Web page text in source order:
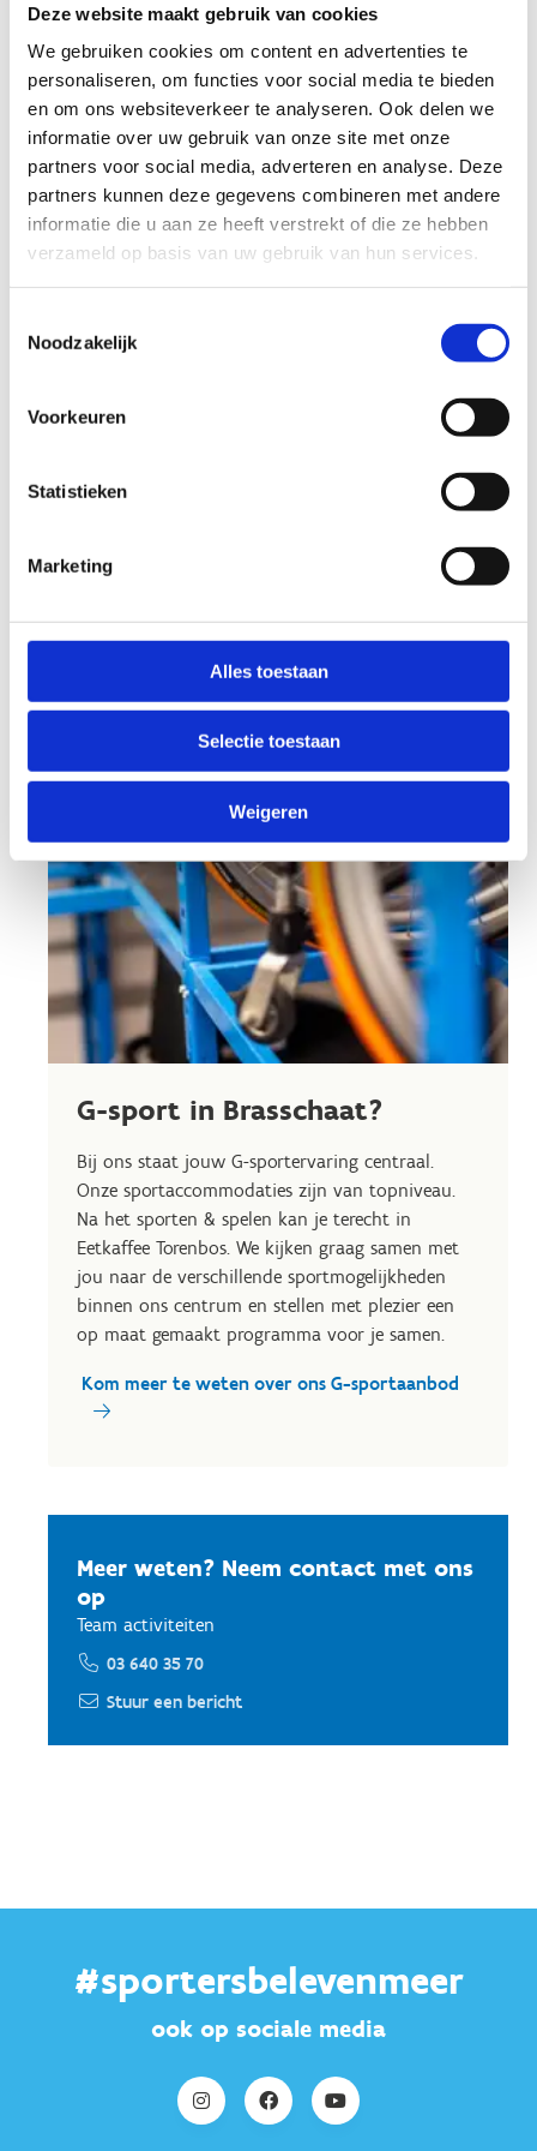
Deze website maakt gebruik van cookies
We gebruiken cookies om content en advertenties te
personaliseren, om functies voor social media te bieden
en om ons websiteverkeer te analyseren. Ook delen we
informatie over uw gebruik van onze site met onze
partners voor social media, adverteren en analyse. Deze
partners kunnen deze gegevens combineren met andere
informatie die u aan ze heeft verstrekt of die ze hebben
verzameld op basis van uw gebruik van hun services.
Noodzakelijk
Voorkeuren
Statistieken
Marketing
Alles toestaan
Selectie toestaan
Weigeren
biedt uitdagende obstakels dicht bij de grond,
ontworpen om samenwerking, communicatie en
zelfvertrouwen te stimuleren. Een toffe en
uitdagende activiteit voor alle
vaardigheidsniveaus.
Het laagteparcours is gratis en ten allen tijde
(binnen onze openingsuren) toegankelijk.
G-sport in Brasschaat?
Bij ons staat jouw G-sportervaring centraal.
Onze sportaccommodaties zijn van topniveau.
Na het sporten & spelen kan je terecht in
Eetkaffee Torenbos. We kijken graag samen met
jou naar de verschillende sportmogelijkheden
binnen ons centrum en stellen met plezier een
op maat gemaakt programma voor je samen.
Kom meer te weten over ons G-sportaanbod
Meer weten? Neem contact met ons
op
Team activiteiten
03 640 35 70
Stuur een bericht
#sportersbelevenmeer
ook op sociale media